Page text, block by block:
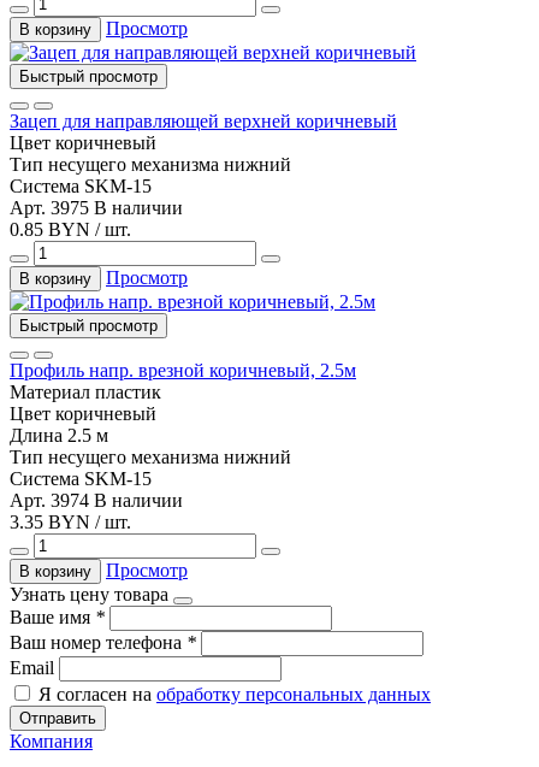
В корзину Просмотр
Быстрый просмотр
Зацеп для направляющей верхней коричневый
Цвет коричневый
Тип несущего механизма нижний
Система SKM-15
Арт. 3975 В наличии
0.85 BYN / шт.
В корзину Просмотр
Быстрый просмотр
Профиль напр. врезной коричневый, 2.5м
Материал пластик
Цвет коричневый
Длина 2.5 м
Тип несущего механизма нижний
Система SKM-15
Арт. 3974 В наличии
3.35 BYN / шт.
В корзину
Просмотр
Узнать цену товара
Ваше имя *
Ваш номер телефона *
Email
Я согласен на обработку персональных данных
Отправить
Компания